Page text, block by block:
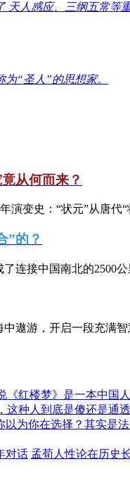
天人感应、三纲五常等
“圣人”的思想家。
从何而来？
演变史：“状元”从唐代
”的？
连接中国南北的2500
遨游，开启一段充满
《红楼梦》是一本中国
这种人到底是傻还是通透
以为你在选择？其实是
对话 孟荀人性论在历史